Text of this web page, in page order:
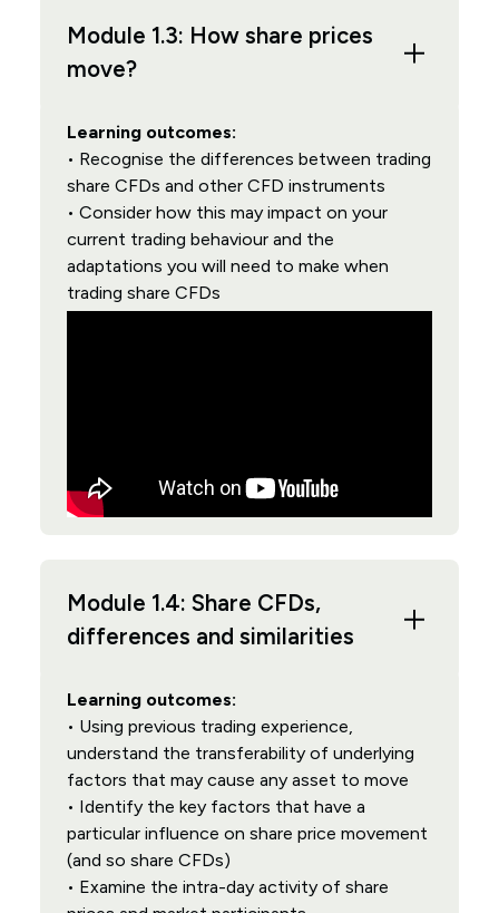
Module 1.3: How share prices
move?
Learning outcomes:
• Recognise the differences between trading
share CFDs and other CFD instruments
• Consider how this may impact on your
current trading behaviour and the
adaptations you will need to make when
trading share CFDs
Module 1.4: Share CFDs,
differences and similarities
Learning outcomes:
• Using previous trading experience,
understand the transferability of underlying
factors that may cause any asset to move
• Identify the key factors that have a
particular influence on share price movement
(and so share CFDs)
• Examine the intra-day activity of share